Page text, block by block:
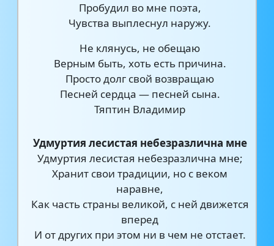
Пробудил во мне поэта,
Чувства выплеснул наружу.
Не клянусь, не обещаю
Верным быть, хоть есть причина.
Просто долг свой возвращаю
Песней сердца — песней сына.
Тяптин Владимир
Удмуртия лесистая небезразлична мне
Удмуртия лесистая небезразлична мне;
Хранит свои традиции, но с веком
наравне,
Как часть страны великой, с ней движется
вперед
И от других при этом ни в чем не отстает.